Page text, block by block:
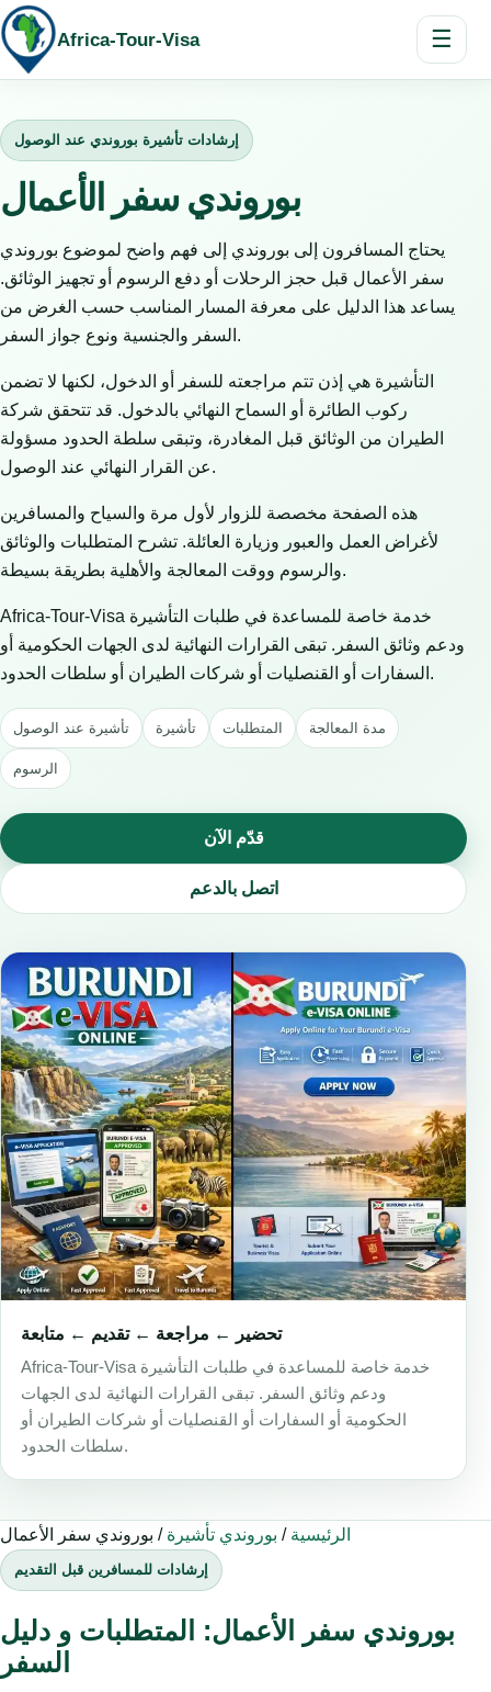
Africa-Tour-Visa ☰
إرشادات تأشيرة بوروندي عند الوصول
بوروندي سفر الأعمال
يحتاج المسافرون إلى بوروندي إلى فهم واضح لموضوع بوروندي
سفر الأعمال قبل حجز الرحلات أو دفع الرسوم أو تجهيز الوثائق.
يساعد هذا الدليل على معرفة المسار المناسب حسب الغرض من
السفر والجنسية ونوع جواز السفر.
التأشيرة هي إذن تتم مراجعته للسفر أو الدخول، لكنها لا تضمن
ركوب الطائرة أو السماح النهائي بالدخول. قد تتحقق شركة
الطيران من الوثائق قبل المغادرة، وتبقى سلطة الحدود مسؤولة
عن القرار النهائي عند الوصول.
هذه الصفحة مخصصة للزوار لأول مرة والسياح والمسافرين
لأغراض العمل والعبور وزيارة العائلة. تشرح المتطلبات والوثائق
والرسوم ووقت المعالجة والأهلية بطريقة بسيطة.
Africa-Tour-Visa خدمة خاصة للمساعدة في طلبات التأشيرة
ودعم وثائق السفر. تبقى القرارات النهائية لدى الجهات الحكومية أو
السفارات أو القنصليات أو شركات الطيران أو سلطات الحدود.
تأشيرة عند الوصول تأشيرة المتطلبات مدة المعالجة
الرسوم
قدّم الآن
اتصل بالدعم
تحضير ← مراجعة ← تقديم ← متابعة
Africa-Tour-Visa خدمة خاصة للمساعدة في طلبات التأشيرة
ودعم وثائق السفر. تبقى القرارات النهائية لدى الجهات
الحكومية أو السفارات أو القنصليات أو شركات الطيران أو
سلطات الحدود.
الرئيسية / بوروندي تأشيرة / بوروندي سفر الأعمال
إرشادات للمسافرين قبل التقديم
بوروندي سفر الأعمال: المتطلبات و دليل
السفر